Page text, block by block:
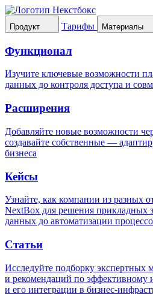
Продукт Тарифы Материалы
Функционал
Изучите ключевые возможности
данных до контроля доступа и
Расширения
Добавляйте новые возможности
создавайте собственные —
бизнеса
Кейсы
Узнайте, как компании из разных
NextBox для решения прикладных
данных до автоматизации
Статьи
Исследуйте подборку экспертных
и рекомендаций по эффективному
и его интеграции в бизнес-